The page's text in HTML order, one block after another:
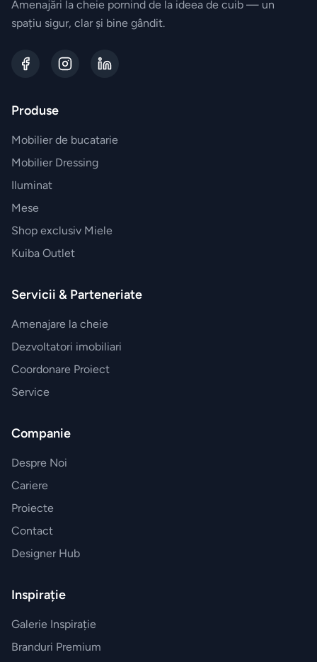
Vesela
JosephJoseph
Amenajări la cheie pornind de la ideea de cuib — un
spațiu sigur, clar și bine gândit.
Produse
Mobilier de bucatarie
Mobilier Dressing
Iluminat
Mese
Shop exclusiv Miele
Kuiba Outlet
Servicii & Parteneriate
Amenajare la cheie
Dezvoltatori imobiliari
Coordonare Proiect
Service
Companie
Despre Noi
Cariere
Proiecte
Contact
Designer Hub
Inspirație
Galerie Inspirație
Branduri Premium